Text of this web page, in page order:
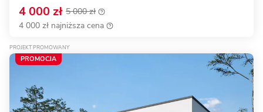
4 000 zł 5 000 zł
4 000 zł najniższa cena
PROJEKT PROMOWANY
PROMOCJA